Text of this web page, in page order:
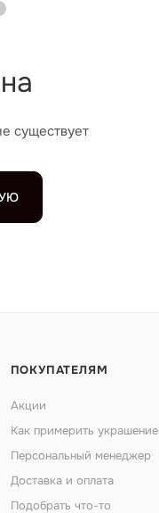
существует
ПОКУПАТЕЛЯМ
Акции
Как примерить украшение
Персональный менеджер
Доставка и оплата
Подобрать что-то